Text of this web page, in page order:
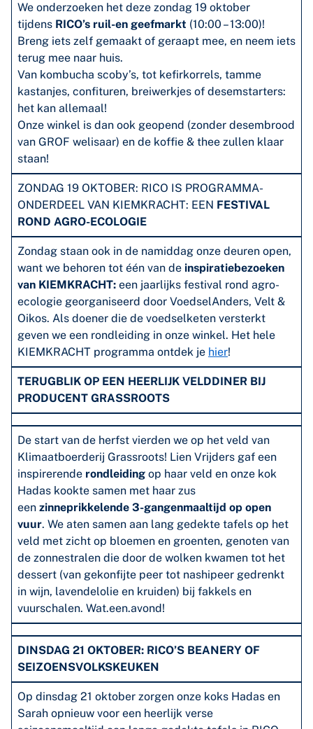
We onderzoeken het deze zondag 19 oktober
tijdens RICO’s ruil-en geefmarkt (10:00 – 13:00)!
Breng iets zelf gemaakt of geraapt mee, en neem iets
terug mee naar huis.
Van kombucha scoby’s, tot kefirkorrels, tamme
kastanjes, confituren, breiwerkjes of desemstarters:
het kan allemaal!
Onze winkel is dan ook geopend (zonder desembrood
van GROF welisaar) en de koffie & thee zullen klaar
staan!
ZONDAG 19 OKTOBER: RICO IS PROGRAMMA-
ONDERDEEL VAN KIEMKRACHT: EEN FESTIVAL
ROND AGRO-ECOLOGIE
Zondag staan ook in de namiddag onze deuren open,
want we behoren tot één van de inspiratiebezoeken
van KIEMKRACHT: een jaarlijks festival rond agro-
ecologie georganiseerd door VoedselAnders, Velt &
Oikos. Als doener die de voedselketen versterkt
geven we een rondleiding in onze winkel. Het hele
KIEMKRACHT programma ontdek je hier!
TERUGBLIK OP EEN HEERLIJK VELDDINER BIJ
PRODUCENT GRASSROOTS
De start van de herfst vierden we op het veld van
Klimaatboerderij Grassroots! Lien Vrijders gaf een
inspirerende rondleiding op haar veld en onze kok
Hadas kookte samen met haar zus
een zinneprikkelende 3-gangenmaaltijd op open
vuur. We aten samen aan lang gedekte tafels op het
veld met zicht op bloemen en groenten, genoten van
de zonnestralen die door de wolken kwamen tot het
dessert (van gekonfijte peer tot nashipeer gedrenkt
in wijn, lavendelolie en kruiden) bij fakkels en
vuurschalen. Wat.een.avond!
DINSDAG 21 OKTOBER: RICO’S BEANERY OF
SEIZOENSVOLKSKEUKEN
Op dinsdag 21 oktober zorgen onze koks Hadas en
Sarah opnieuw voor een heerlijk verse